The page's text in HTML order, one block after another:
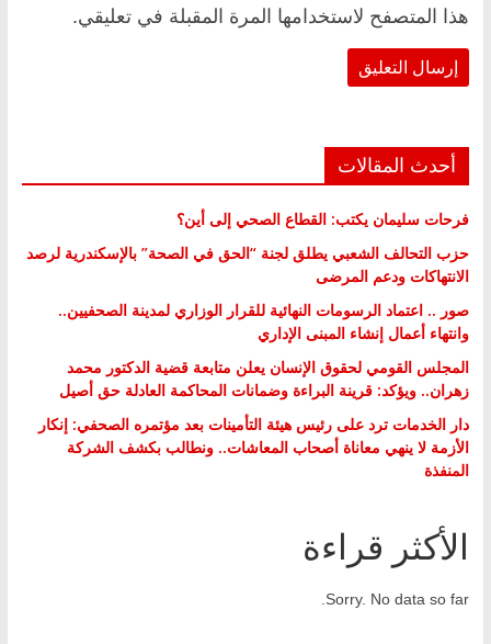
هذا المتصفح لاستخدامها المرة المقبلة في تعليقي.
أحدث المقالات
فرحات سليمان يكتب: القطاع الصحي إلى أين؟
حزب التحالف الشعبي يطلق لجنة “الحق في الصحة” بالإسكندرية لرصد
الانتهاكات ودعم المرضى
صور .. اعتماد الرسومات النهائية للقرار الوزاري لمدينة الصحفيين..
وانتهاء أعمال إنشاء المبنى الإداري
المجلس القومي لحقوق الإنسان يعلن متابعة قضية الدكتور محمد
زهران.. ويؤكد: قرينة البراءة وضمانات المحاكمة العادلة حق أصيل
دار الخدمات ترد على رئيس هيئة التأمينات بعد مؤتمره الصحفي: إنكار
الأزمة لا ينهي معاناة أصحاب المعاشات.. ونطالب بكشف الشركة
المنفذة
الأكثر قراءة
Sorry. No data so far.